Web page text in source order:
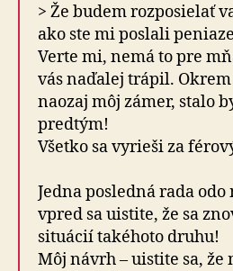
> Že budem rozposielať
ako ste mi poslali
Verte mi, nemá to pre
vás naďalej trápil.
naozaj môj zámer, stalo
predtým!
Všetko sa vyrieši za
Jedna posledná rada
vpred sa uistite, že sa
situácií takéhoto druhu!
Môj návrh – uistite sa, že